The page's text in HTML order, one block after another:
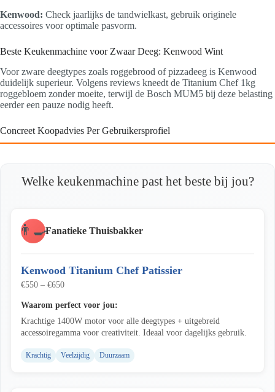
Kenwood: Check jaarlijks de tandwielkast, gebruik originele
accessoires voor optimale pasvorm.
Beste Keukenmachine voor Zwaar Deeg: Kenwood Wint
Voor zware deegtypes zoals roggebrood of pizzadeeg is Kenwood
duidelijk superieur. Volgens reviews kneedt de Titanium Chef 1kg
roggebloem zonder moeite, terwijl de Bosch MUM5 bij deze belasting
eerder een pauze nodig heeft.
Concreet Koopadvies Per Gebruikersprofiel
Welke keukenmachine past het beste bij jou?
👨‍🍳Fanatieke Thuisbakker
Kenwood Titanium Chef Patissier
€550 – €650
Waarom perfect voor jou:
Krachtige 1400W motor voor alle deegtypes + uitgebreid
accessoiregamma voor creativiteit. Ideaal voor dagelijks gebruik.
Krachtig Veelzijdig Duurzaam